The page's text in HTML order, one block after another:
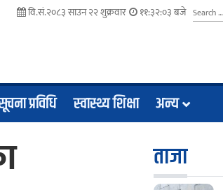
वि.सं.२०८३ साउन २२ शुक्रवार ११:३२:०४ बजे
प्रविधि स्वास्थ्य शिक्षा अन्य
ताजा